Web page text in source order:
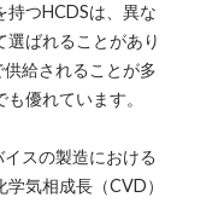
持つHCDSは、異な
ばれることがあり
給されることが多
優れています。
スの製造における
気相成長（CVD）